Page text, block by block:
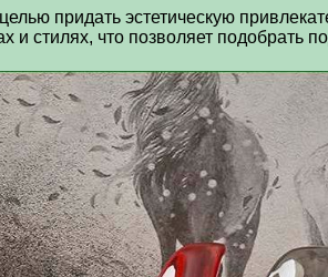
придать эстетическую
стилях, что позволяет подобрать